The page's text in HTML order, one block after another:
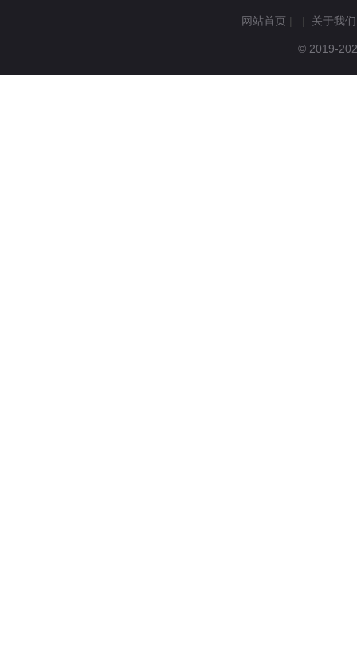
网站首页 | | 关于我们
© 2019-